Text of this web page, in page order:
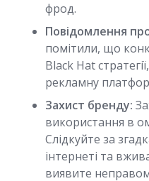
фрод.
Повідомлення
помітили, що
Black Hat
рекламну
Захист бренду:
використання в
Слідкуйте за
інтернеті та
виявите